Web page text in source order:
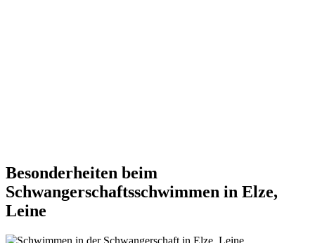
Besonderheiten beim
Schwangerschaftsschwimmen in Elze,
Leine